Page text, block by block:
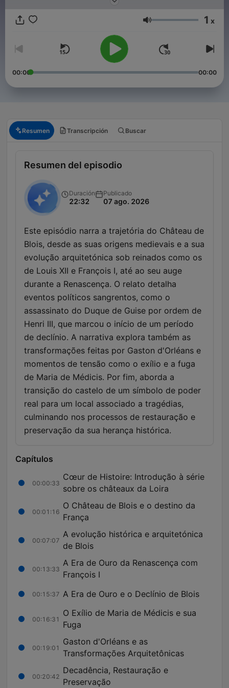
Volumen 1 x
00:00 00:00
Resumen Transcripción Buscar
Resumen del episodio
Duración
22:32
Publicado
07 ago. 2026
Este episódio narra a trajetória do Château de
Blois, desde as suas origens medievais e a sua
evolução arquitetónica sob reinados como os
de Louis XII e François I, até ao seu auge
durante a Renascença. O relato detalha
eventos políticos sangrentos, como o
assassinato do Duque de Guise por ordem de
Henri III, que marcou o início de um período
de declínio. A narrativa explora também as
transformações feitas por Gaston d'Orléans e
momentos de tensão como o exílio e a fuga
de Maria de Médicis. Por fim, aborda a
transição do castelo de um símbolo de poder
real para um local associado a tragédias,
culminando nos processos de restauração e
preservação da sua herança histórica.
Capítulos
00:00:33
Cœur de Histoire: Introdução à série
sobre os châteaux da Loira
00:01:16
O Château de Blois e o destino da
França
00:07:07
A evolução histórica e arquitetónica
de Blois
00:13:33
A Era de Ouro da Renascença com
François I
00:15:37 A Era de Ouro e o Declínio de Blois
00:16:31
O Exílio de Maria de Médicis e sua
Fuga
00:19:01
Gaston d'Orléans e as
Transformações Arquitetônicas
00:20:42
Decadência, Restauração e
Preservação